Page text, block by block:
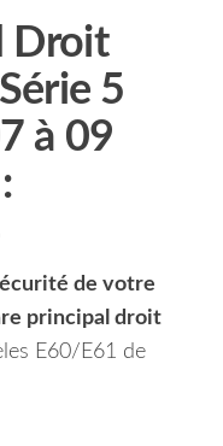
Droit
5
à 09
de votre
principal droit
E60/E61 de